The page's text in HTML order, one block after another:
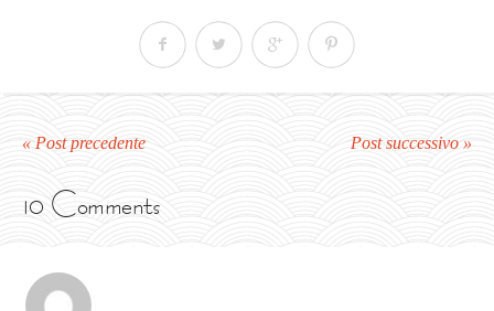
« Post precedente Post successivo »
10 Comments